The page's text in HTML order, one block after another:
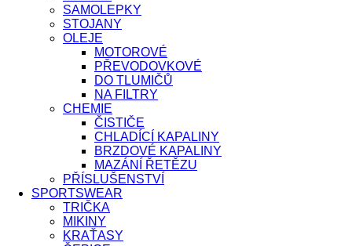
SAMOLEPKY
STOJANY
OLEJE
MOTOROVÉ
PŘEVODOVKOVÉ
DO TLUMIČŮ
NA FILTRY
CHEMIE
ČISTIČE
CHLADÍCÍ KAPALINY
BRZDOVÉ KAPALINY
MAZÁNÍ ŘETĚZU
PŘÍSLUŠENSTVÍ
SPORTSWEAR
TRIČKA
MIKINY
KRAŤASY